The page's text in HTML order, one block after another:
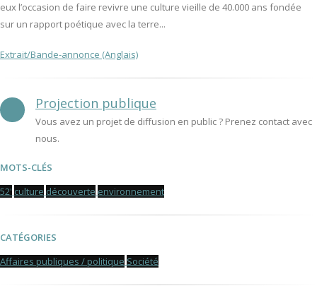
eux l’occasion de faire revivre une culture vieille de 40.000 ans fondée
sur un rapport poétique avec la terre...
Extrait/Bande-annonce (Anglais)
Projection publique
Vous avez un projet de diffusion en public ? Prenez contact avec
nous.
MOTS-CLÉS
52' culture découverte environnement
CATÉGORIES
Affaires publiques / politique Société